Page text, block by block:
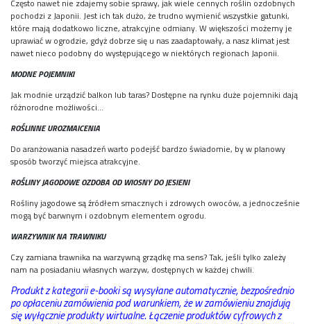
Często nawet nie zdajemy sobie sprawy, jak wiele cennych roślin ozdobnych
pochodzi z Japonii. Jest ich tak dużo, że trudno wymienić wszystkie gatunki,
które mają dodatkowo liczne, atrakcyjne odmiany. W większości możemy je
uprawiać w ogrodzie, gdyż dobrze się u nas zaadaptowały, a nasz klimat jest
nawet nieco podobny do występującego w niektórych regionach Japonii.
MODNE POJEMNIKI
Jak modnie urządzić balkon lub taras? Dostępne na rynku duże pojemniki dają
różnorodne możliwości…
ROŚLINNE UROZMAICENIA
Do aranżowania nasadzeń warto podejść bardzo świadomie, by w planowy
sposób tworzyć miejsca atrakcyjne.
ROŚLINY JAGODOWE OZDOBA OD WIOSNY DO JESIENI
Rośliny jagodowe są źródłem smacznych i zdrowych owoców, a jednocześnie
mogą być barwnym i ozdobnym elementem ogrodu.
WARZYWNIK NA TRAWNIKU
Czy zamiana trawnika na warzywną grządkę ma sens? Tak, jeśli tylko zależy
nam na posiadaniu własnych warzyw, dostępnych w każdej chwili.
Produkt z kategorii e-booki są wysyłane automatycznie, bezpośrednio
po opłaceniu zamówienia pod warunkiem, że w zamówieniu znajdują
się wyłącznie produkty wirtualne. Łączenie produktów cyfrowych z